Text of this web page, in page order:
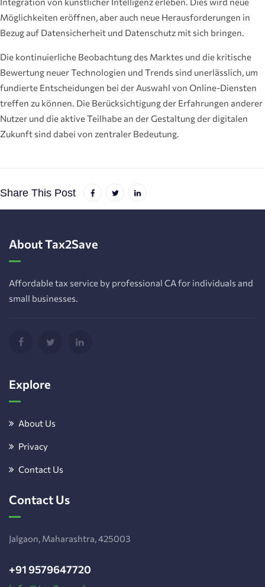
Möglichkeiten eröffnen, aber auch neue Herausforderungen in
Bezug auf Datensicherheit und Datenschutz mit sich bringen.
Die kontinuierliche Beobachtung des Marktes und die kritische
Bewertung neuer Technologien und Trends sind unerlässlich, um
fundierte Entscheidungen bei der Auswahl von Online-Diensten
treffen zu können. Die Berücksichtigung der Erfahrungen anderer
Nutzer und die aktive Teilhabe an der Gestaltung der digitalen
Zukunft sind dabei von zentraler Bedeutung.
Share This Post
About Tax2Save
Affordable tax service by professional CA for individuals and
small businesses.
Explore
About Us
Privacy
Contact Us
Contact Us
Jalgaon, Maharashtra, 425003
+91 9579647720